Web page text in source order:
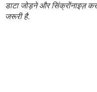
डाटा जोड़ने और सिंक्रोंनाइज़
जरूरी है.